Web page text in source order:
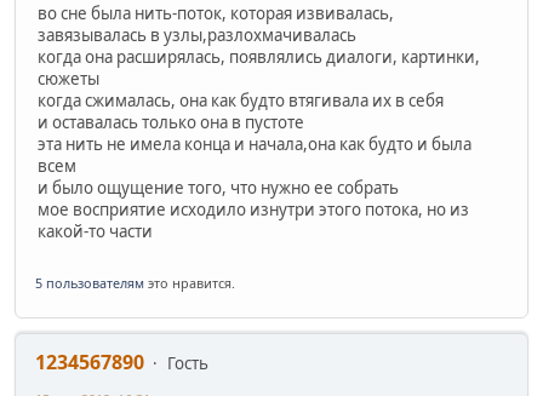
во сне была нить-поток, которая извивалась,
завязывалась в узлы,разлохмачивалась
когда она расширялась, появлялись диалоги, картинки,
сюжеты
когда сжималась, она как будто втягивала их в себя
и оставалась только она в пустоте
эта нить не имела конца и начала,она как будто и была
всем
и было ощущение того, что нужно ее собрать
мое восприятие исходило изнутри этого потока, но из
какой-то части
5 пользователям это нравится.
1234567890
Гость